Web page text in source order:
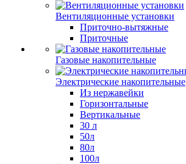
Вентиляционные установки
Приточно-вытяжные
Приточные
Газовые накопительные
Электрические накопительные
Из нержавейки
Горизонтальные
Вертикальные
30 л
50л
80л
100л